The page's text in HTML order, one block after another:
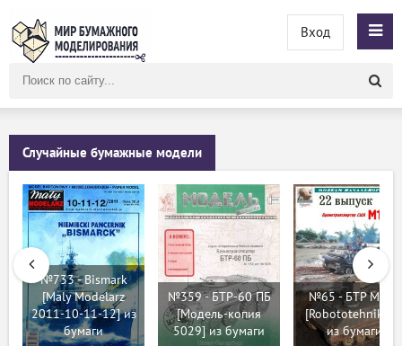
сайту
Вход
Случайные бумажные модели
№733 - Bismark
[Maly Modelarz
2011-10-11-12] из
бумаги
№359 - БТР-60 ПБ
[Модель-копия
5029] из бумаги
№65 - БТР М113
[Robototehnik
из бумаги